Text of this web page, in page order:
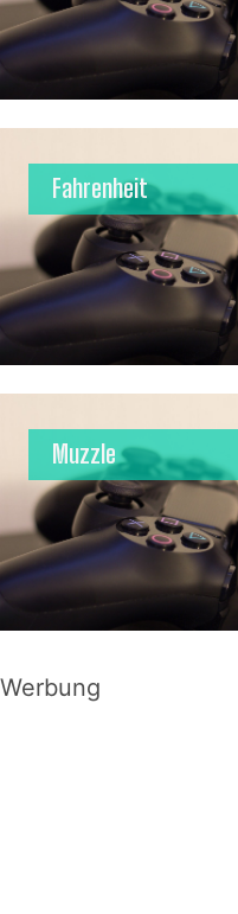
Fahrenheit
Muzzle
Werbung